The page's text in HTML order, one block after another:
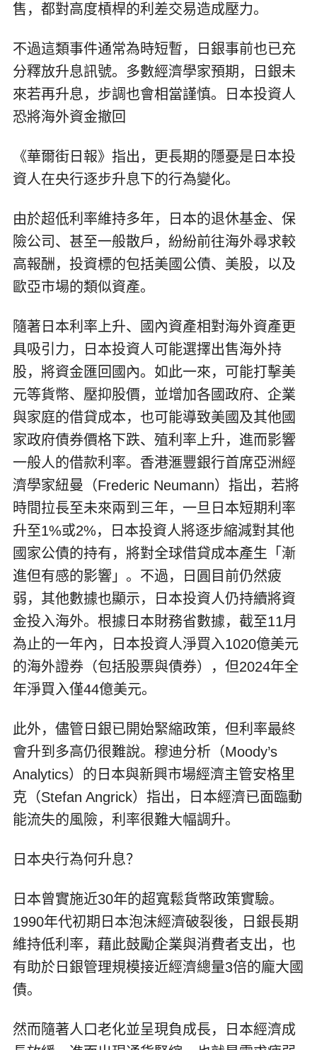
售，都對高度槓桿的利差交易造成壓力。
不過這類事件通常為時短暫，日銀事前也已充
分釋放升息訊號。多數經濟學家預期，日銀未
來若再升息，步調也會相當謹慎。日本投資人
恐將海外資金撤回
《華爾街日報》指出，更長期的隱憂是日本投
資人在央行逐步升息下的行為變化。
由於超低利率維持多年，日本的退休基金、保
險公司、甚至一般散戶，紛紛前往海外尋求較
高報酬，投資標的包括美國公債、美股，以及
歐亞市場的類似資產。
隨著日本利率上升、國內資產相對海外資產更
具吸引力，日本投資人可能選擇出售海外持
股，將資金匯回國內。如此一來，可能打擊美
元等貨幣、壓抑股價，並增加各國政府、企業
與家庭的借貸成本，也可能導致美國及其他國
家政府債券價格下跌、殖利率上升，進而影響
一般人的借款利率。香港滙豐銀行首席亞洲經
濟學家紐曼（Frederic Neumann）指出，若將
時間拉長至未來兩到三年，一旦日本短期利率
升至1%或2%，日本投資人將逐步縮減對其他
國家公債的持有，將對全球借貸成本產生「漸
進但有感的影響」。不過，日圓目前仍然疲
弱，其他數據也顯示，日本投資人仍持續將資
金投入海外。根據日本財務省數據，截至11月
為止的一年內，日本投資人淨買入1020億美元
的海外證券（包括股票與債券），但2024年全
年淨買入僅44億美元。
此外，儘管日銀已開始緊縮政策，但利率最終
會升到多高仍很難說。穆迪分析（Moody’s
Analytics）的日本與新興市場經濟主管安格里
克（Stefan Angrick）指出，日本經濟已面臨動
能流失的風險，利率很難大幅調升。
日本央行為何升息？
日本曾實施近30年的超寬鬆貨幣政策實驗。
1990年代初期日本泡沫經濟破裂後，日銀長期
維持低利率，藉此鼓勵企業與消費者支出，也
有助於日銀管理規模接近經濟總量3倍的龐大國
債。
然而隨著人口老化並呈現負成長，日本經濟成